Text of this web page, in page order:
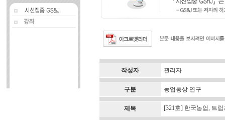
작성자 관리자
구분 농업통상 연구
제목 [321호] 한국농업, 트